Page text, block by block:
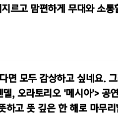
르고 맘편하게 무대와 소
면 모두 감상하고 싶네요.
, 오라토리오 '메시아'> 공
고 뜻 깊은 한 해로 마무